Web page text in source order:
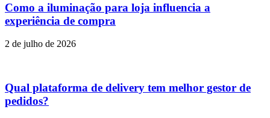
Como a iluminação para loja influencia a
experiência de compra
2 de julho de 2026
Qual plataforma de delivery tem melhor gestor de
pedidos?